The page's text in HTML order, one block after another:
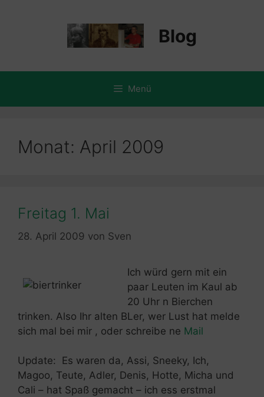
Blog
Menü
Monat: April 2009
Freitag 1. Mai
28. April 2009 von Sven
Ich würd gern mit ein
paar Leuten im Kaul ab
20 Uhr n Bierchen
trinken. Also Ihr alten BLer, wer Lust hat melde
sich mal bei mir , oder schreibe ne Mail
Update: Es waren da, Assi, Sneeky, Ich,
Magoo, Teute, Adler, Denis, Hotte, Micha und
Cali – hat Spaß gemacht – ich ess erstmal